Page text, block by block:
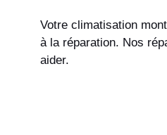
Votre climatisation
à la réparation. Nos
aider.